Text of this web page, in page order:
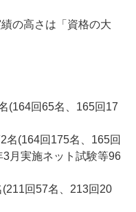
の高さは「資格の大
回65名、165回17
(164回175名、165回
月実施ネット試験等96
回57名、213回20